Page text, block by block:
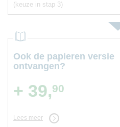
(keuze in stap 3)
Ook de papieren versie
ontvangen?
+ 39,90
Lees meer